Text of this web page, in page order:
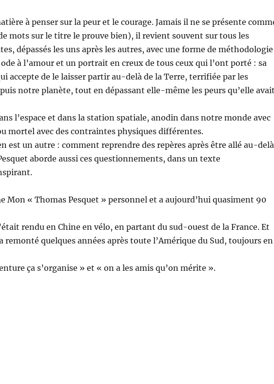
à penser sur la peur et le courage. Jamais il ne se présente
mots sur le titre le prouve bien), il revient souvent sur tous les
dépassés les uns après les autres, avec une forme de méthodologie
ode à l’amour et un portrait en creux de tous ceux qui l’ont porté : sa
accepte de le laisser partir au-delà de la Terre, terrifiée par les
notre planète, tout en dépassant elle-même les peurs qu’elle avait
l’espace et dans la station spatiale, anodin dans notre monde avec
mortel avec des contraintes physiques différentes.
est un autre : comment reprendre des repères après être allé au-delà
aborde aussi ces questionnements, dans un texte
Mon « Thomas Pesquet » personnel et a aujourd’hui quasiment 90
rendu en Chine en vélo, en partant du sud-ouest de la France. Et
remonté quelques années après toute l’Amérique du Sud, toujours en
ça s’organise » et « on a les amis qu’on mérite ».